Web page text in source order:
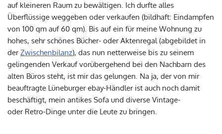
auf kleineren Raum zu bewältigen. Ich durfte alles
Überflüssige weggeben oder verkaufen (bildhaft: Eindampfen
von 100 qm auf 60 qm). Bis auf ein für meine Wohnung zu
hohes, sehr schönes Bücher- oder Aktenregal (abgebildet in
derZwischenbilanz), das nun netterweise bis zu seinem
gelingenden Verkauf vorübergehend bei den Nachbarn des
alten Büros steht, ist mir das gelungen. Na ja, der von mir
beauftragte Lüneburger ebay-Händler ist auch noch damit
beschäftigt, mein antikes Sofa und diverse Vintage-
oder Retro-Dinge unter die Leute zu bringen.